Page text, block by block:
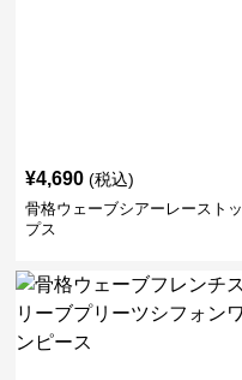
¥4,690 (税込)
骨格ウェーブシアーレーストッ
プス